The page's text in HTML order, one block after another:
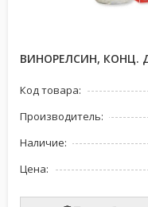
ВИНОРЕЛСИН, КОНЦ.
Код товара:
Производитель:
Наличие:
Цена: